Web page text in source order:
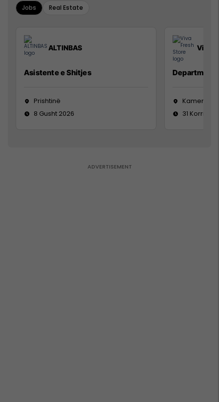
Jobs Real Estate
ALTINBAS
Asistente e Shitjes
Prishtinë
8 Gusht 2026
Viva
Department
Kamenicë
31 Korrik